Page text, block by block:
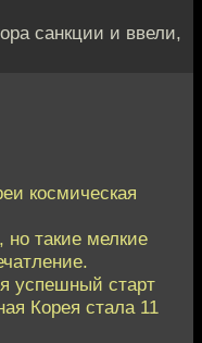
санкции и ввели,
космическая
но такие мелкие
успешный старт
Корея стала 11